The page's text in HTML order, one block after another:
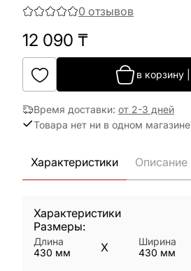
0 отзывов
12 090 ₸
в корзину|
Время доставки: от 2-3 дней
Товара нет ни в одном магазине
Характеристики Описание
Характеристики
Размеры:
Длина
430 мм X
Ширина
430 мм